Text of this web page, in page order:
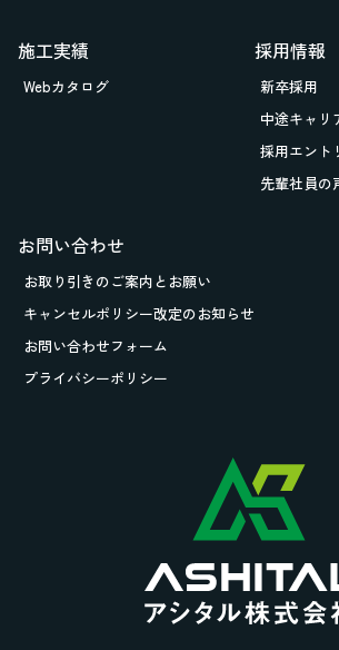
施工実績
Webカタログ
採用情報
新卒採用
中途キャリ
採用エント
先輩社員の
お問い合わせ
お取り引きのご案内とお願い
キャンセルポリシー改定のお知らせ
お問い合わせフォーム
プライバシーポリシー